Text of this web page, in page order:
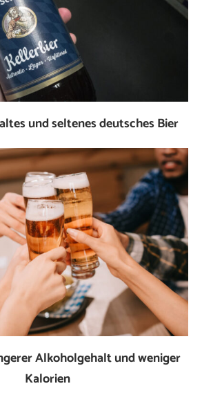
und seltenes deutsches Bier
Alkoholgehalt und weniger
Kalorien